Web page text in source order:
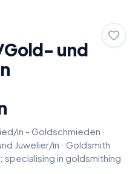
und
in - Goldschmieden ·
Juwelier/in · Goldsmith
specialising in goldsmithing